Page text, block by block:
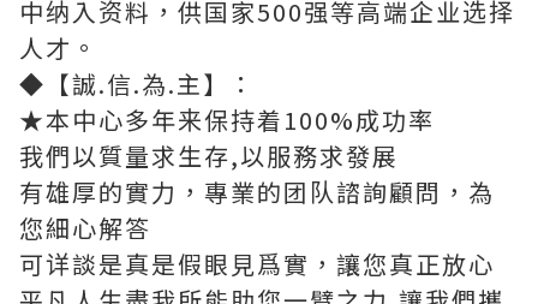
中纳入资料，供国家500强等高端企业选择
人才。
◆【誠.信.為.主】：
★本中心多年来保持着100%成功率
我們以質量求生存,以服務求發展
有雄厚的實力，專業的团队諮詢顧問，為
您細心解答
可详談是真是假眼見爲實，讓您真正放心